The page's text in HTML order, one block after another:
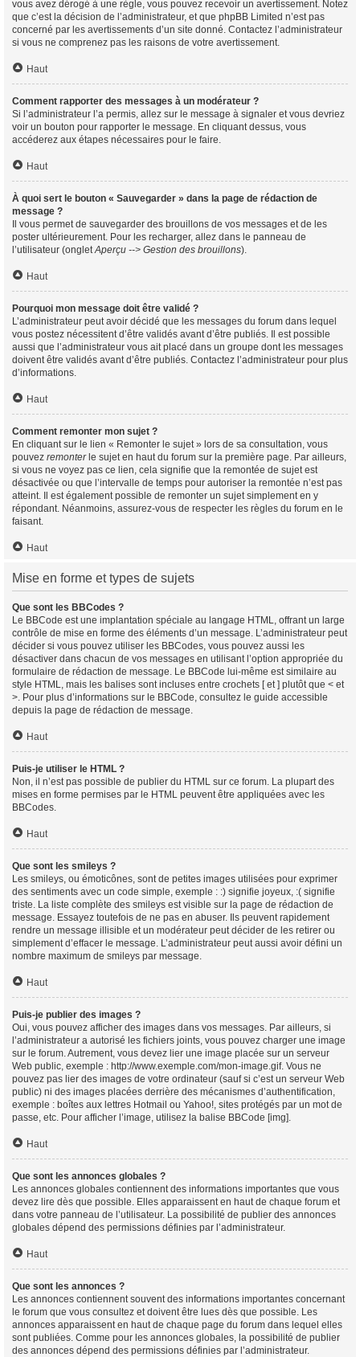
vous avez dérogé à une règle, vous pouvez recevoir un avertissement. Notez
que c’est la décision de l’administrateur, et que phpBB Limited n’est pas
concerné par les avertissements d’un site donné. Contactez l’administrateur
si vous ne comprenez pas les raisons de votre avertissement.
Haut
Comment rapporter des messages à un modérateur ?
Si l’administrateur l’a permis, allez sur le message à signaler et vous devriez
voir un bouton pour rapporter le message. En cliquant dessus, vous
accéderez aux étapes nécessaires pour le faire.
Haut
À quoi sert le bouton « Sauvegarder » dans la page de rédaction de
message ?
Il vous permet de sauvegarder des brouillons de vos messages et de les
poster ultérieurement. Pour les recharger, allez dans le panneau de
l’utilisateur (ongletAperçu --> Gestion des brouillons).
Haut
Pourquoi mon message doit être validé ?
L’administrateur peut avoir décidé que les messages du forum dans lequel
vous postez nécessitent d’être validés avant d’être publiés. Il est possible
aussi que l’administrateur vous ait placé dans un groupe dont les messages
doivent être validés avant d’être publiés. Contactez l’administrateur pour plus
d’informations.
Haut
Comment remonter mon sujet ?
En cliquant sur le lien « Remonter le sujet » lors de sa consultation, vous
pouvez remonterle sujet en haut du forum sur la première page. Par ailleurs,
si vous ne voyez pas ce lien, cela signifie que la remontée de sujet est
désactivée ou que l’intervalle de temps pour autoriser la remontée n’est pas
atteint. Il est également possible de remonter un sujet simplement en y
répondant. Néanmoins, assurez-vous de respecter les règles du forum en le
faisant.
Haut
Mise en forme et types de sujets
Que sont les BBCodes ?
Le BBCode est une implantation spéciale au langage HTML, offrant un large
contrôle de mise en forme des éléments d’un message. L’administrateur peut
décider si vous pouvez utiliser les BBCodes, vous pouvez aussi les
désactiver dans chacun de vos messages en utilisant l’option appropriée du
formulaire de rédaction de message. Le BBCode lui-même est similaire au
style HTML, mais les balises sont incluses entre crochets [ et ] plutôt que < et
>. Pour plus d’informations sur le BBCode, consultez le guide accessible
depuis la page de rédaction de message.
Haut
Puis-je utiliser le HTML ?
Non, il n’est pas possible de publier du HTML sur ce forum. La plupart des
mises en forme permises par le HTML peuvent être appliquées avec les
BBCodes.
Haut
Que sont les smileys ?
Les smileys, ou émoticônes, sont de petites images utilisées pour exprimer
des sentiments avec un code simple, exemple : :) signifie joyeux, :( signifie
triste. La liste complète des smileys est visible sur la page de rédaction de
message. Essayez toutefois de ne pas en abuser. Ils peuvent rapidement
rendre un message illisible et un modérateur peut décider de les retirer ou
simplement d’effacer le message. L’administrateur peut aussi avoir défini un
nombre maximum de smileys par message.
Haut
Puis-je publier des images ?
Oui, vous pouvez afficher des images dans vos messages. Par ailleurs, si
l’administrateur a autorisé les fichiers joints, vous pouvez charger une image
sur le forum. Autrement, vous devez lier une image placée sur un serveur
Web public, exemple : http://www.exemple.com/mon-image.gif. Vous ne
pouvez pas lier des images de votre ordinateur (sauf si c’est un serveur Web
public) ni des images placées derrière des mécanismes d’authentification,
exemple : boîtes aux lettres Hotmail ou Yahoo!, sites protégés par un mot de
passe, etc. Pour afficher l’image, utilisez la balise BBCode [img].
Haut
Que sont les annonces globales ?
Les annonces globales contiennent des informations importantes que vous
devez lire dès que possible. Elles apparaissent en haut de chaque forum et
dans votre panneau de l’utilisateur. La possibilité de publier des annonces
globales dépend des permissions définies par l’administrateur.
Haut
Que sont les annonces ?
Les annonces contiennent souvent des informations importantes concernant
le forum que vous consultez et doivent être lues dès que possible. Les
annonces apparaissent en haut de chaque page du forum dans lequel elles
sont publiées. Comme pour les annonces globales, la possibilité de publier
des annonces dépend des permissions définies par l’administrateur.